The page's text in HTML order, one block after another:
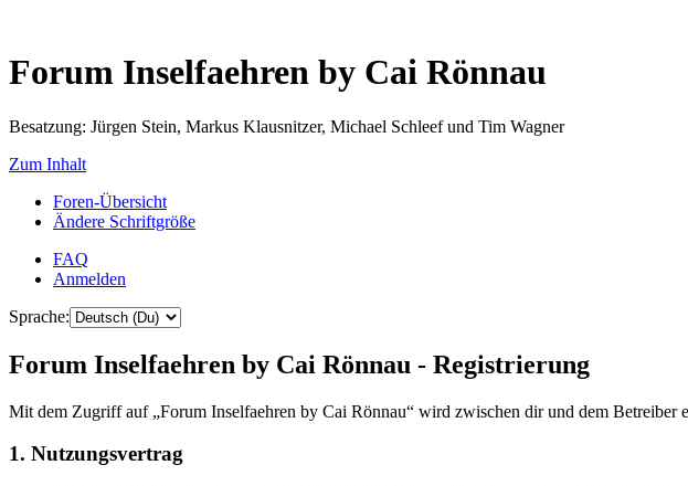
Forum Inselfaehren by Cai Rönnau
Besatzung: Jürgen Stein, Markus Klausnitzer, Michael Schleef und Tim Wagner
Zum Inhalt
Foren-Übersicht
Ändere Schriftgröße
FAQ
Anmelden
Sprache:
Forum Inselfaehren by Cai Rönnau - Registrierung
Mit dem Zugriff auf „Forum Inselfaehren by Cai Rönnau“ wird zwischen dir und dem Betreiber
1. Nutzungsvertrag